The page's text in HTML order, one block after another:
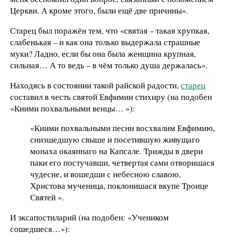
Церкви. А кроме этого, были ещё две причины».
Старец был поражён тем, что «святая – такая хрупкая,
слабенькая – и как она только выдержала страшные
муки? Ладно, если бы она была женщина крупная,
сильная… А то ведь – в чём только душа держалась».
Находясь в состоянии такой райской радости, старец
составил в честь святой Евфимии стихиру (на подобен
«Киими похвальными венцы… »):
«Киими похвальными песни восхвалим Евфимию,
снизшедшую свыше и посетившую живущаго
монаха окаяннаго на Капсале. Трижды в двери
паки его постучавши, четвертая сами отворишася
чудесне, и вошедши с небесною славою,
Христова мученица, поклонишася вкупе Троице
Святей ».
И эксапостиларий (на подобен: «Учеником
сошедшеся…»):